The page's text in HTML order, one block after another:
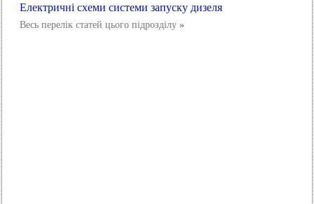
Електричні схеми системи запуску дизеля
Весь перелік статей цього підрозділу »